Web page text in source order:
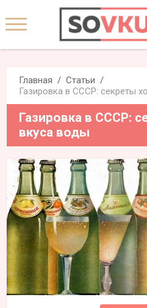
Главная
Статьи
Газировка в СССР: секреты
Газировка в СССР:
вкуса воды